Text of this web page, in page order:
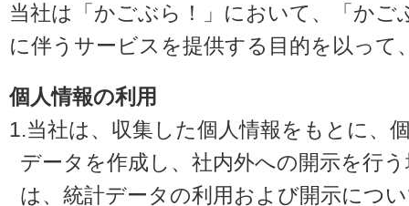
当社は「かごぶら！」において、「か
に伴うサービスを提供する目的を以って
個人情報の利用
1.当社は、収集した個人情報をもとに、
データを作成し、社内外への開示を行
は、統計データの利用および開示につ